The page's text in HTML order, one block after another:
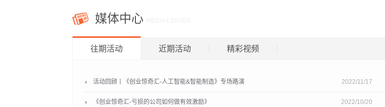
媒体中心
往期活动 近期活动 精彩视频
2022/11/17
活动回顾丨《创业惊奇汇-人工智能&智能制造》专场路演
2022/10/20
《创业惊奇汇-亏损的公司如何做有效激励》